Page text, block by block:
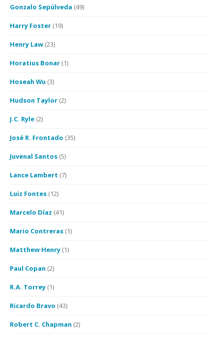
Gonzalo Sepúlveda (49)
Harry Foster (19)
Henry Law (23)
Horatius Bonar (1)
Hoseah Wu (3)
Hudson Taylor (2)
J.C. Ryle (2)
José R. Frontado (35)
Juvenal Santos (5)
Lance Lambert (7)
Luiz Fontes (12)
Marcelo Díaz (41)
Mario Contreras (1)
Matthew Henry (1)
Paul Copan (2)
R.A. Torrey (1)
Ricardo Bravo (43)
Robert C. Chapman (2)